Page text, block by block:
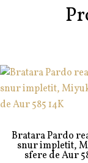
Bratara Pardo
snur impletit,
sfere de Aur